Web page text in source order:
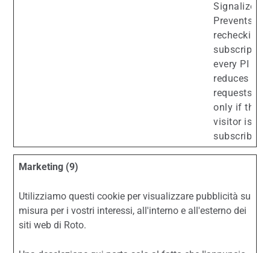
Signalize:
Prevents
rechecking a
every PI →
reduces
requests.
only if the
visitor is a
subscriber.
Marketing (9)
Utilizziamo questi cookie per visualizzare pubblicità su
misura per i vostri interessi, all'interno e all'esterno dei
siti web di Roto.